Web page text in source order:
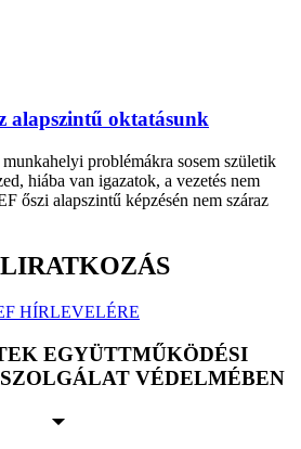
alapszintű oktatásunk
problémákra sosem születik
hiába van igazatok, a vezetés nem
őszi alapszintű képzésén nem száraz
HÍRLEVELÉRE
EGYÜTTMŰKÖDÉSI
VÉDELMÉBEN